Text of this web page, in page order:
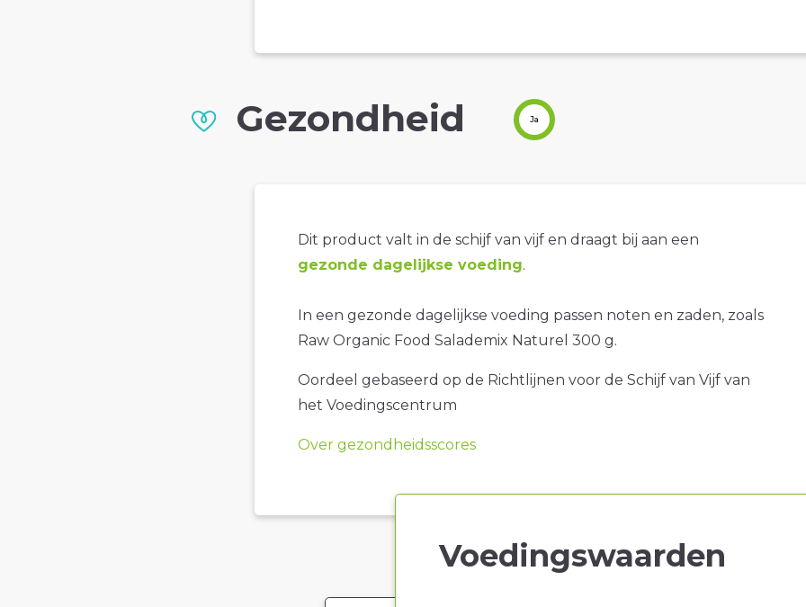
Gezondheid Ja
Dit product valt in de schijf van vijf en draagt bij aan een
gezonde dagelijkse voeding.
In een gezonde dagelijkse voeding passen noten en zaden, zoals
Raw Organic Food Salademix Naturel 300 g.
Oordeel gebaseerd op de Richtlijnen voor de Schijf van Vijf van
het Voedingscentrum
Over gezondheidsscores
Voedingswaarden